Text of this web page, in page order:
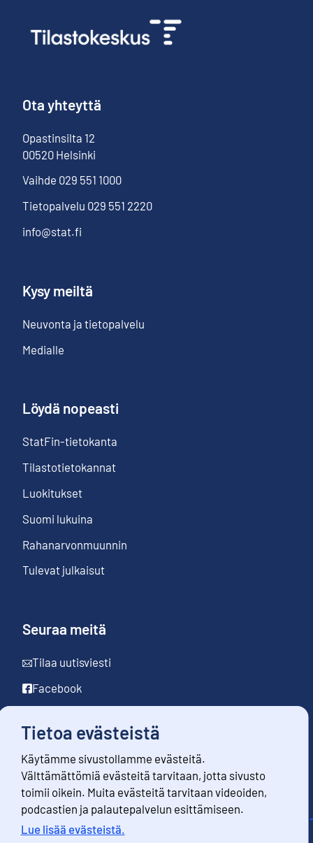
Tietoa evästeistä
Käytämme sivustollamme evästeitä.
Välttämättömiä evästeitä tarvitaan, jotta sivusto
toimii oikein. Muita evästeitä tarvitaan videoiden,
podcastien ja palautepalvelun esittämiseen.
Lue lisää evästeistä.
Ota yhteyttä
Opastinsilta 12
00520 Helsinki
Vaihde 029 551 1000
Tietopalvelu 029 551 2220
info@stat.fi
Kysy meiltä
Neuvonta ja tietopalvelu
Medialle
Löydä nopeasti
StatFin-tietokanta
Tilastotietokannat
Luokitukset
Suomi lukuina
Rahanarvonmuunnin
Tulevat julkaisut
Seuraa meitä
Tilaa uutisviesti
Facebook
YouTube
Instagram